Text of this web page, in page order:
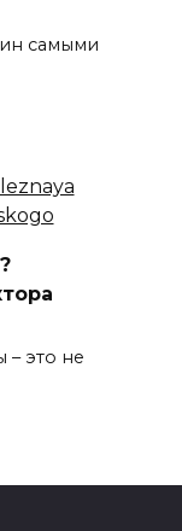
самыми
– это не